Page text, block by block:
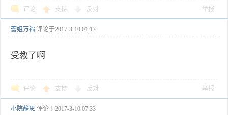
评论 支持 反对 举报
蕾姐万福 评论于2017-3-10 01:17
受教了啊
评论 支持 反对 举报
小院静思 评论于2017-3-10 07:33